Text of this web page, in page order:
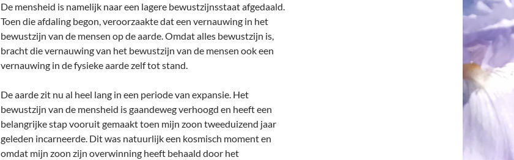
De mensheid is namelijk naar een lagere bewustzijnsstaat afgedaald.
Toen die afdaling begon, veroorzaakte dat een vernauwing in het
bewustzijn van de mensen op de aarde. Omdat alles bewustzijn is,
bracht die vernauwing van het bewustzijn van de mensen ook een
vernauwing in de fysieke aarde zelf tot stand.
De aarde zit nu al heel lang in een periode van expansie. Het
bewustzijn van de mensheid is gaandeweg verhoogd en heeft een
belangrijke stap vooruit gemaakt toen mijn zoon tweeduizend jaar
geleden incarneerde. Dit was natuurlijk een kosmisch moment en
omdat mijn zoon zijn overwinning heeft behaald door het